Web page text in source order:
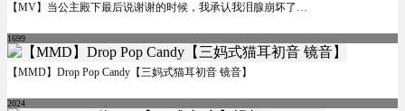
【MV】当公主殿下最后说谢谢的时候，我承认我泪腺崩坏了…
1699
【MMD】Drop Pop Candy【三妈式猫耳初音 镜音】
2024